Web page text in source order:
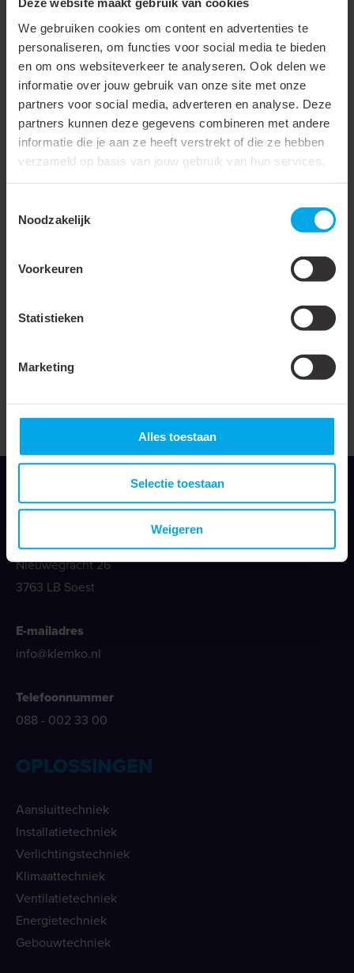
We gebruiken cookies om content en advertenties te
personaliseren, om functies voor social media te bieden
en om ons websiteverkeer te analyseren. Ook delen we
informatie over jouw gebruik van onze site met onze
partners voor social media, adverteren en analyse. Deze
partners kunnen deze gegevens combineren met andere
informatie die je aan ze heeft verstrekt of die ze hebben
verzameld op basis van jouw gebruik van hun services.
Noodzakelijk
Voorkeuren
Statistieken
Marketing
Alles toestaan
Selectie toestaan
Weigeren
Accessoires & opties
868169
WBTSP26W-30EWW
2800 lumen, 2700K,
Trackspot, 26W, 2800
868177 - LM-
BTSP26W-30NW
B-Railspot zwart, 26W,
2800 lumen, 4000K,
Trackspot, 26W, 2800
Klemko Techniek B.V.
Nieuwegracht 26
3763 LB Soest
E-mailadres
info@klemko.nl
Telefoonnummer
088 - 002 33 00
OPLOSSINGEN
Aansluittechniek
Installatietechniek
Verlichtingstechniek
Klimaattechniek
Ventilatietechniek
Energietechniek
Gebouwtechniek